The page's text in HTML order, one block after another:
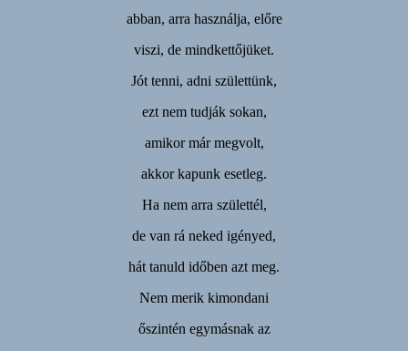
abban, arra használja, előre
viszi, de mindkettőjüket.
Jót tenni, adni születtünk,
ezt nem tudják sokan,
amikor már megvolt,
akkor kapunk esetleg.
Ha nem arra születtél,
de van rá neked igényed,
hát tanuld időben azt meg.
Nem merik kimondani
őszintén egymásnak az